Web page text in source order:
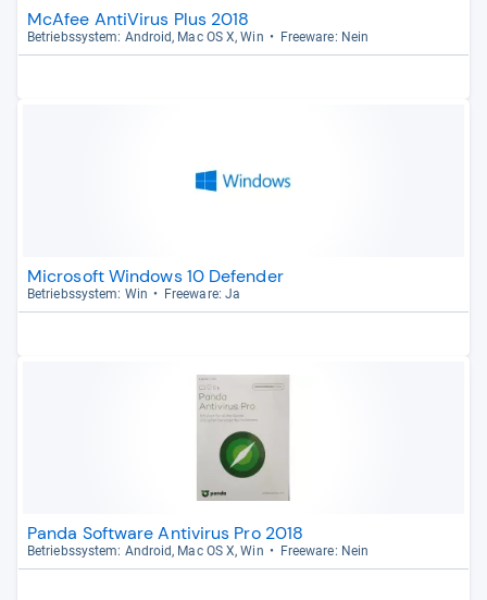
McAfee AntiVirus Plus 2018
Betriebs­sys­tem: Android, Mac OS X, Win Free­ware: Nein
Microsoft Windows 10 Defender
Betriebs­sys­tem: Win Free­ware: Ja
Panda Software Antivirus Pro 2018
Betriebs­sys­tem: Android, Mac OS X, Win Free­ware: Nein